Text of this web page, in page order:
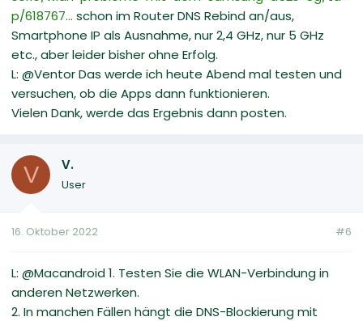
p/618767... schon im Router DNS Rebind an/aus,
Smartphone IP als Ausnahme, nur 2,4 GHz, nur 5 GHz
etc., aber leider bisher ohne Erfolg.
L: @Ventor Das werde ich heute Abend mal testen und
versuchen, ob die Apps dann funktionieren.
Vielen Dank, werde das Ergebnis dann posten.
V V.
User
16. Oktober 2022 #6
L: @Macandroid 1. Testen Sie die WLAN-Verbindung in
anderen Netzwerken.
2. In manchen Fällen hängt die DNS-Blockierung mit